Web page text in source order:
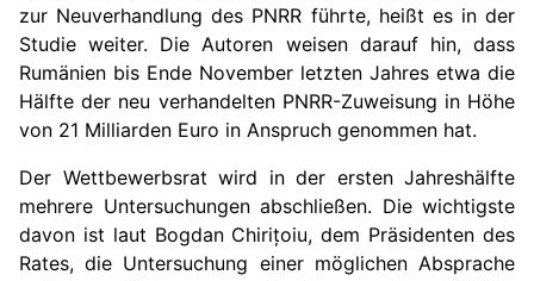
zur Neuverhandlung des PNRR führte, heißt es in der
Studie weiter. Die Autoren weisen darauf hin, dass
Rumänien bis Ende November letzten Jahres etwa die
Hälfte der neu verhandelten PNRR-Zuweisung in Höhe
von 21 Milliarden Euro in Anspruch genommen hat.
Der Wettbewerbsrat wird in der ersten Jahreshälfte
mehrere Untersuchungen abschließen. Die wichtigste
davon ist laut Bogdan Chirițoiu, dem Präsidenten des
Rates, die Untersuchung einer möglichen Absprache